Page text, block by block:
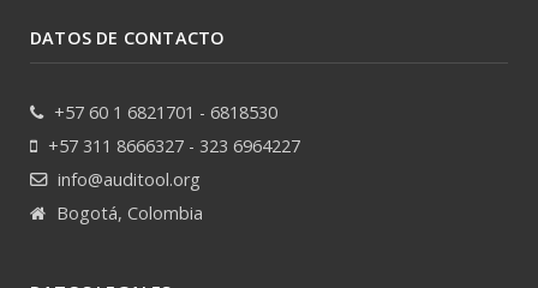
DATOS DE CONTACTO
+57 60 1 6821701 - 6818530
+57 311 8666327 - 323 6964227
info@auditool.org
Bogotá, Colombia